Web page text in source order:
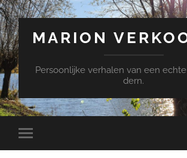
MARION
Persoonlijke verhalen van een
dern.
Toggle
mobiel